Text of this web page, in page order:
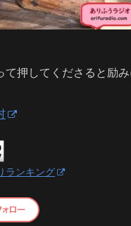
て押してくださると励み
ランキング